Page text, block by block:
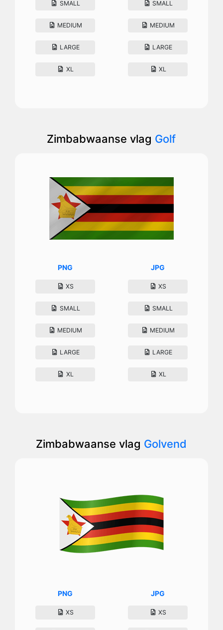
SMALL
MEDIUM
LARGE
XL
SMALL
MEDIUM
LARGE
XL
Zimbabwaanse vlag Golf
PNG
XS
SMALL
MEDIUM
LARGE
XL
JPG
XS
SMALL
MEDIUM
LARGE
XL
Zimbabwaanse vlag Golvend
PNG
XS
JPG
XS